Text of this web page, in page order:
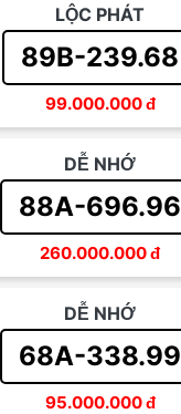
LỘC PHÁT
89B-239.68
99.000.000đ
DỄ NHỚ
88A-696.96
260.000.000đ
DỄ NHỚ
68A-338.99
95.000.000đ